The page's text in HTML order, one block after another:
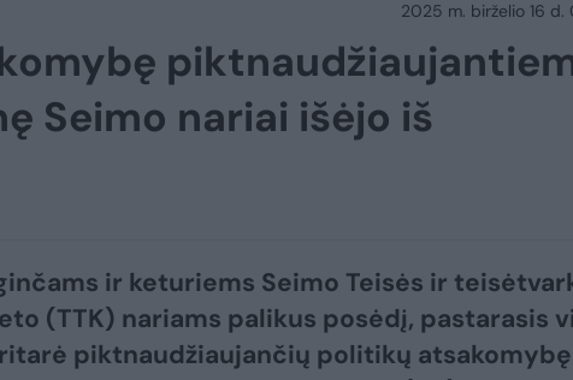
2025 m. birželio 16 d.
Seimo nariai išėjo iš
ir keturiems Seimo Teisės ir
(TTK) nariams palikus posėdį, pastarasis
piktnaudžiaujančių politikų atsakomybę